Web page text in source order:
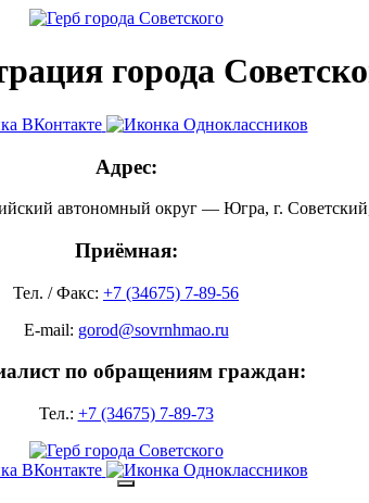
города
Адрес:
автономный округ — Югра, г.
Приёмная:
Тел. / Факс: +7 (34675) 7-89-56
E-mail: gorod@sovrnhmao.ru
по обращениям граждан:
Тел.: +7 (34675) 7-89-73